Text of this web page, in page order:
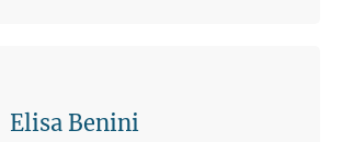
Elisa Benini